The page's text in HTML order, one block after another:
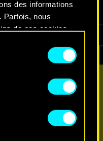
des informations
Parfois, nous
de nos cookies
qu'avec votre
détails sur notre
ci-